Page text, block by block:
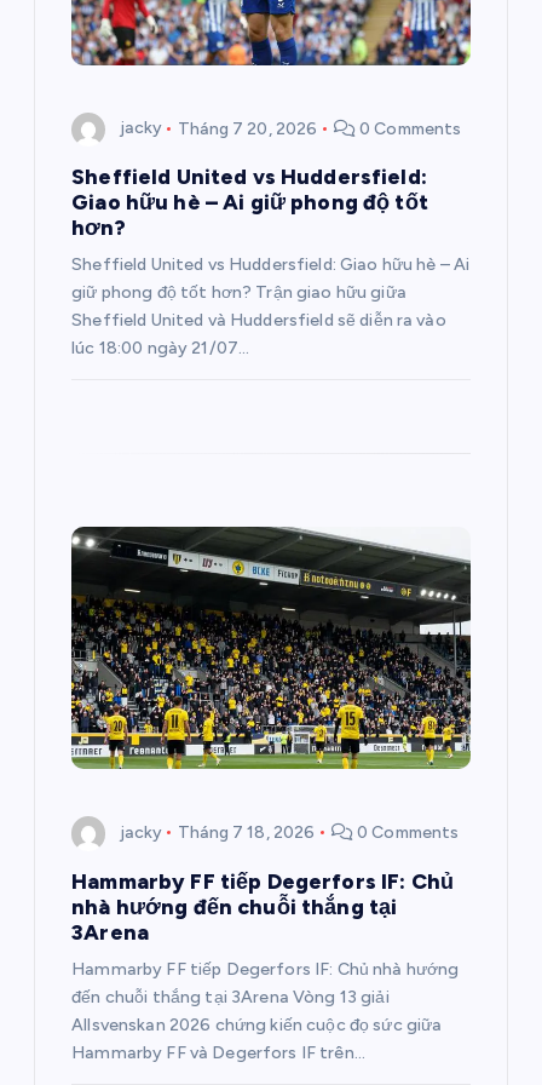
jacky Tháng 7 20, 2026 0 Comments
Sheffield United vs Huddersfield:
Giao hữu hè – Ai giữ phong độ tốt
hơn?
Sheffield United vs Huddersfield: Giao hữu hè – Ai
giữ phong độ tốt hơn? Trận giao hữu giữa
Sheffield United và Huddersfield sẽ diễn ra vào
lúc 18:00 ngày 21/07…
jacky Tháng 7 18, 2026 0 Comments
Hammarby FF tiếp Degerfors IF: Chủ
nhà hướng đến chuỗi thắng tại
3Arena
Hammarby FF tiếp Degerfors IF: Chủ nhà hướng
đến chuỗi thắng tại 3Arena Vòng 13 giải
Allsvenskan 2026 chứng kiến cuộc đọ sức giữa
Hammarby FF và Degerfors IF trên…